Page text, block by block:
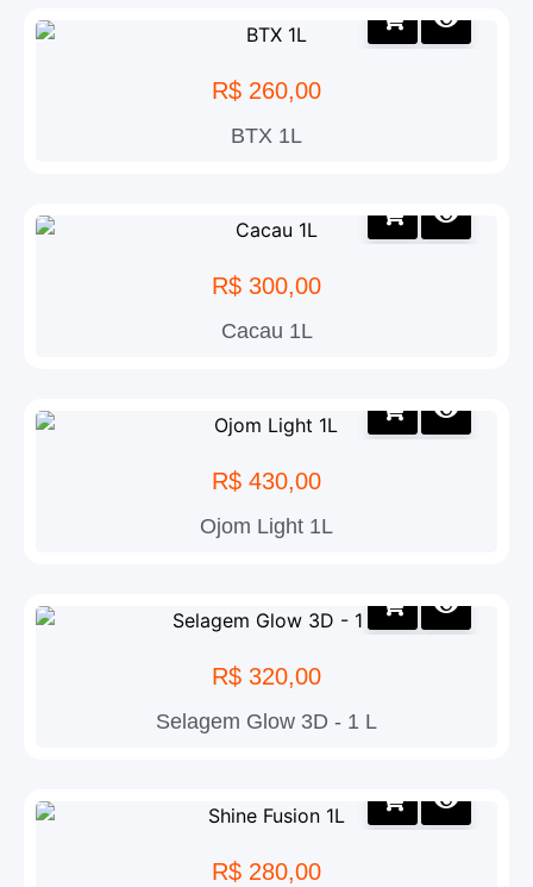
R$ 260,00
BTX 1L
R$ 300,00
Cacau 1L
R$ 430,00
Ojom Light 1L
R$ 320,00
Selagem Glow 3D - 1 L
R$ 280,00